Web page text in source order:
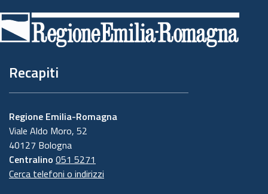
di
pagina
Recapiti
Regione Emilia-Romagna
Viale Aldo Moro, 52
40127 Bologna
Centralino 051 5271
Cerca telefoni o indirizzi